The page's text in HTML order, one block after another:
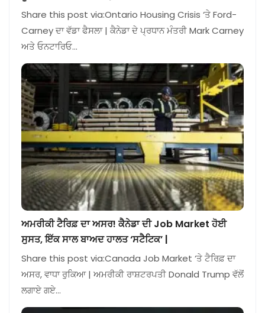
Share this post via:Ontario Housing Crisis ‘ਤੇ Ford-
Carney ਦਾ ਵੱਡਾ ਫੈਸਲਾ | ਕੈਨੇਡਾ ਦੇ ਪ੍ਰਧਾਨ ਮੰਤਰੀ Mark Carney
ਅਤੇ ਓਨਟਾਰਿਓ…
ਅਮਰੀਕੀ ਟੈਰਿਫ਼ ਦਾ ਅਸਰ! ਕੈਨੇਡਾ ਦੀ Job Market ਹੋਈ
ਸੁਸਤ, ਇੱਕ ਸਾਲ ਬਾਅਦ ਹਾਲਤ ‘ਸਟੈਟਿਕ’ |
Share this post via:Canada Job Market ‘ਤੇ ਟੈਰਿਫ਼ ਦਾ
ਅਸਰ, ਵਾਧਾ ਰੁਕਿਆ | ਅਮਰੀਕੀ ਰਾਸ਼ਟਰਪਤੀ Donald Trump ਵੱਲੋਂ
ਲਗਾਏ ਗਏ…